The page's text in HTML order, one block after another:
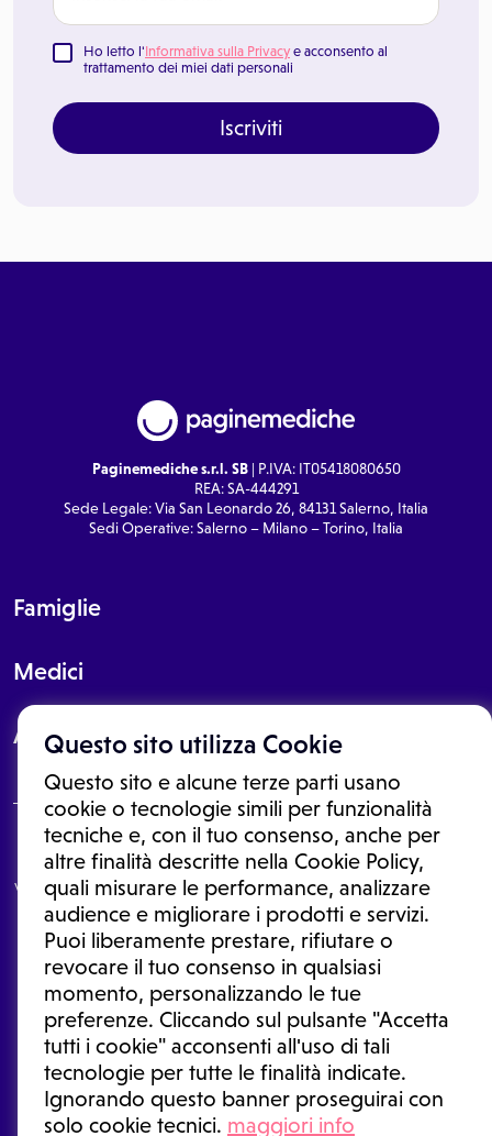
Questo sito utilizza Cookie
Questo sito e alcune terze parti usano
cookie o tecnologie simili per funzionalità
tecniche e, con il tuo consenso, anche per
altre finalità descritte nella Cookie Policy,
quali misurare le performance, analizzare
audience e migliorare i prodotti e servizi.
Puoi liberamente prestare, rifiutare o
revocare il tuo consenso in qualsiasi
momento, personalizzando le tue
preferenze. Cliccando sul pulsante "Accetta
tutti i cookie" acconsenti all'uso di tali
tecnologie per tutte le finalità indicate.
Ignorando questo banner proseguirai con
solo cookie tecnici. maggiori info
Ho letto l'Informativa sulla Privacy e acconsento al
trattamento dei miei dati personali
Iscriviti
Paginemediche s.r.l. SB| P.IVA: IT05418080650
REA: SA-444291
Sede Legale: Via San Leonardo 26, 84131 Salerno, Italia
Sedi Operative: Salerno – Milano – Torino, Italia
Famiglie
Medici
About
Le informazioni proposte in questo sito non sono un consulto medico.
In nessun caso, queste informazioni sostituiscono un consulto, una
visita o una diagnosi formulata dal medico. Non si devono considerare
le informazioni disponibili come suggerimenti per la formulazione di
una diagnosi, la determinazione di un trattamento o l'assunzione o
sospensione di un farmaco senza prima consultare un medico di
medicina generale o uno specialista.
Condizioni di utilizzo|Privacy Policy |Gestione cookie
Ⓒ 2026 | Tutti i diritti riservati.